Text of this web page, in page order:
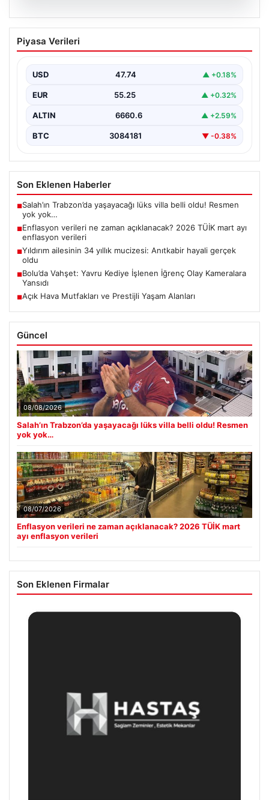
07.08.2026
Enflasyon verileri ne zaman
açıklanacak? 2026 TÜİK mart ayı
Piyasa Verileri
USD 47.74 ▲ +0.18%
EUR 55.25 ▲ +0.32%
ALTIN 6660.6 ▲ +2.59%
BTC 3084181 ▼ -0.38%
Son Eklenen Haberler
■Salah’ın Trabzon’da yaşayacağı lüks villa belli oldu! Resmen
yok yok…
■Enflasyon verileri ne zaman açıklanacak? 2026 TÜİK mart ayı
enflasyon verileri
■Yıldırım ailesinin 34 yıllık mucizesi: Anıtkabir hayali gerçek
oldu
■Bolu’da Vahşet: Yavru Kediye İşlenen İğrenç Olay Kameralara
Yansıdı
■Açık Hava Mutfakları ve Prestijli Yaşam Alanları
Güncel
08/08/2026
Salah’ın Trabzon’da yaşayacağı lüks villa belli oldu! Resmen
yok yok…
08/07/2026
Enflasyon verileri ne zaman açıklanacak? 2026 TÜİK mart
ayı enflasyon verileri
Son Eklenen Firmalar